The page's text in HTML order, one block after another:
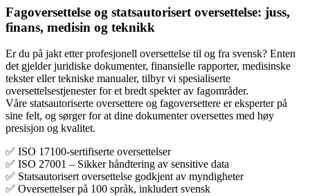
Fagoversettelse og statsautorisert oversettelse: juss,
finans, medisin og teknikk
Er du på jakt etter profesjonell oversettelse til og fra svensk? Enten
det gjelder juridiske dokumenter, finansielle rapporter, medisinske
tekster eller tekniske manualer, tilbyr vi spesialiserte
oversettelsestjenester for et bredt spekter av fagområder.
Våre statsautoriserte oversettere og fagoversettere er eksperter på
sine felt, og sørger for at dine dokumenter oversettes med høy
presisjon og kvalitet.
✅ ISO 17100-sertifiserte oversettelser
✅ ISO 27001 – Sikker håndtering av sensitive data
✅ Statsautorisert oversettelse godkjent av myndigheter
✅ Oversettelser på 100 språk, inkludert svensk